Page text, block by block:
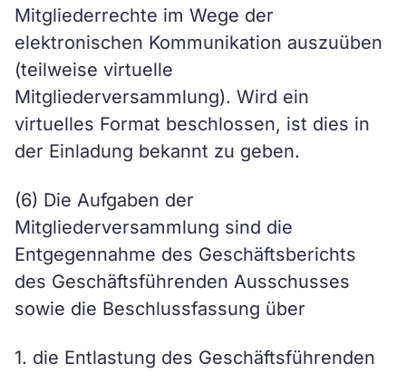
Mitgliederrechte im Wege der
elektronischen Kommunikation auszuüben
(teilweise virtuelle
Mitgliederversammlung). Wird ein
virtuelles Format beschlossen, ist dies in
der Einladung bekannt zu geben.
(6) Die Aufgaben der
Mitgliederversammlung sind die
Entgegennahme des Geschäftsberichts
des Geschäftsführenden Ausschusses
sowie die Beschlussfassung über
1. die Entlastung des Geschäftsführenden